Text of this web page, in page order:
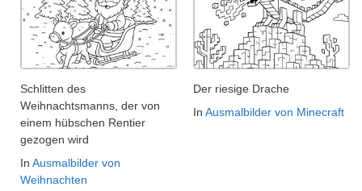
Schlitten des
Weihnachtsmanns, der von
einem hübschen Rentier
gezogen wird
In Ausmalbilder von
Weihnachten
Der riesige Drache
In Ausmalbilder von Minecraft